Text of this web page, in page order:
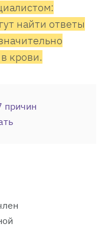
найти ответы
крови.
причин